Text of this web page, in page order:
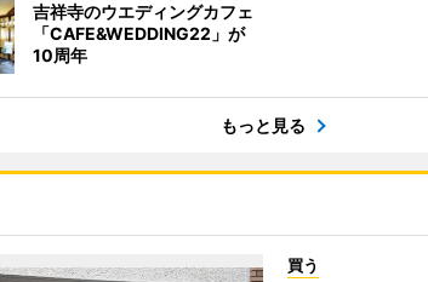
吉祥寺のウエディングカフェ
「CAFE&WEDDING22」が
10周年
もっと見る
買う